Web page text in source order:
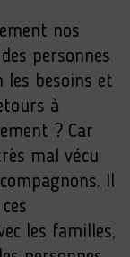
nos
personnes
les besoins et
à
? Car
mal vécu
Il
les familles,